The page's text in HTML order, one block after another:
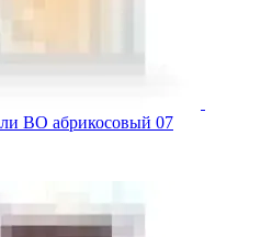
ВО абрикосовый 07